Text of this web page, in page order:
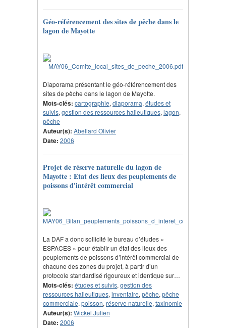
Géo-référencement des sites de pêche dans le
lagon de Mayotte
Diaporama présentant le géo-référencement des
sites de pêche dans le lagon de Mayotte.
Mots-clés: cartographie, diaporama, études et
suivis, gestion des ressources halieutiques, lagon,
pêche
Auteur(s): Abellard Olivier
Date: 2006
Projet de réserve naturelle du lagon de
Mayotte : Etat des lieux des peuplements de
poissons d'intérêt commercial
La DAF a donc sollicité le bureau d’études «
ESPACES » pour établir un état des lieux des
peuplements de poissons d’intérêt commercial de
chacune des zones du projet, à partir d’un
protocole standardisé rigoureux et identique sur…
Mots-clés: études et suivis, gestion des
ressources halieutiques, inventaire, pêche, pêche
commerciale, poisson, réserve naturelle, taxinomie
Auteur(s): Wickel Julien
Date: 2006